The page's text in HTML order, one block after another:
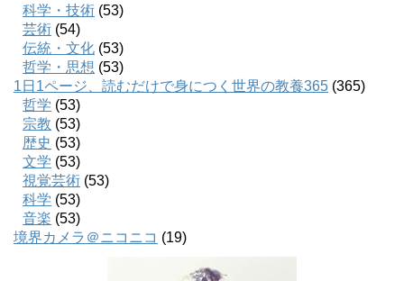
科学・技術 (53)
芸術 (54)
伝統・文化 (53)
哲学・思想 (53)
1日1ページ、読むだけで身につく世界の教養365 (365)
哲学 (53)
宗教 (53)
歴史 (53)
文学 (53)
視覚芸術 (53)
科学 (53)
音楽 (53)
境界カメラ＠ニコニコ (19)